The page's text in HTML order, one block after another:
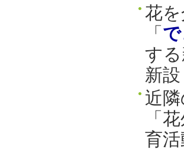
花
「
す
新
近
「
育